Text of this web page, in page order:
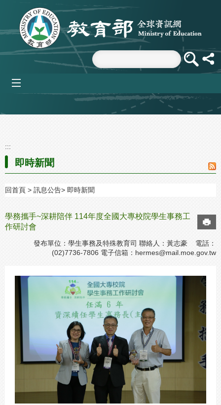
跳到主要內容區塊
:::
即時新聞
回首頁 訊息公告 即時新聞
學務攜手~深耕陪伴 114年度全國大專校院學生事務工
作研討會
發布單位：學生事務及特殊教育司 聯絡人：黃志豪 電話：
(02)7736-7806 電子信箱： hermes@mail.moe.gov.tw